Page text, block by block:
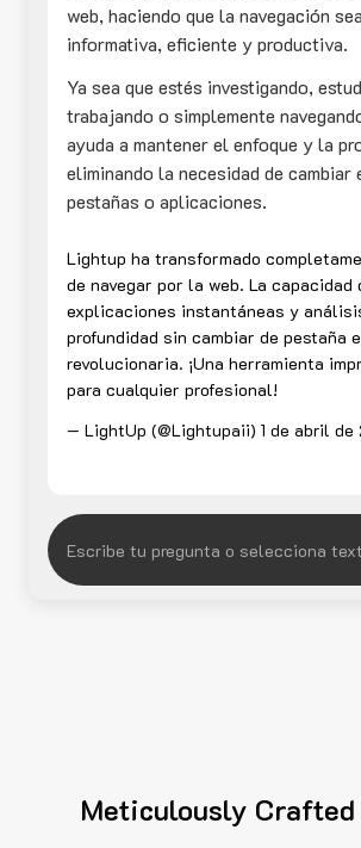
web, haciendo que la navegación
informativa, eficiente y productiva.
Ya sea que estés investigando,
trabajando o simplemente
ayuda a mantener el enfoque y la
eliminando la necesidad de cambiar
pestañas o aplicaciones.
Lightup ha transformado
de navegar por la web. La capacidad
explicaciones instantáneas y
profundidad sin cambiar de pestaña
revolucionaria. ¡Una herramienta
para cualquier profesional!
— LightUp (@Lightupaii) 1 de abril
Meticulously Crafted